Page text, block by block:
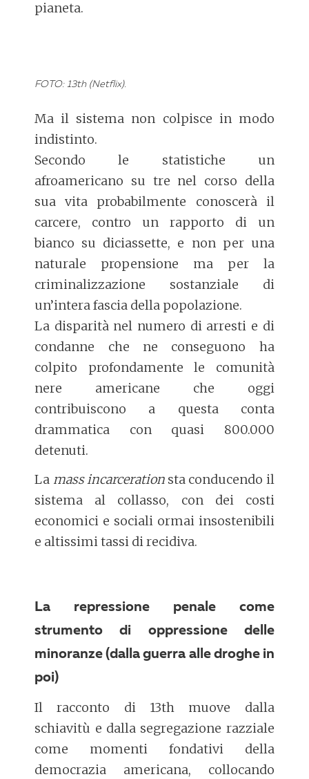
pianeta.
FOTO: 13th (Netflix).
Ma il sistema non colpisce in modo
indistinto.
Secondo le statistiche un
afroamericano su tre nel corso della
sua vita probabilmente conoscerà il
carcere, contro un rapporto di un
bianco su diciassette, e non per una
naturale propensione ma per la
criminalizzazione sostanziale di
un’intera fascia della popolazione.
La disparità nel numero di arresti e di
condanne che ne conseguono ha
colpito profondamente le comunità
nere americane che oggi
contribuiscono a questa conta
drammatica con quasi 800.000
detenuti.
La mass incarcerationsta conducendo il
sistema al collasso, con dei costi
economici e sociali ormai insostenibili
e altissimi tassi di recidiva.
La repressione penale come
strumento di oppressione delle
minoranze (dalla guerra alle droghe in
poi)
Il racconto di 13th muove dalla
schiavitù e dalla segregazione razziale
come momenti fondativi della
democrazia americana, collocando